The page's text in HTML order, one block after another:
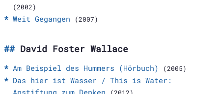
(2002)
Weit Gegangen (2007)
David Foster Wallace
Am Beispiel des Hummers (Hörbuch) (2005)
Das hier ist Wasser / This is Water:
Anstiftung zum Denken
(2012)